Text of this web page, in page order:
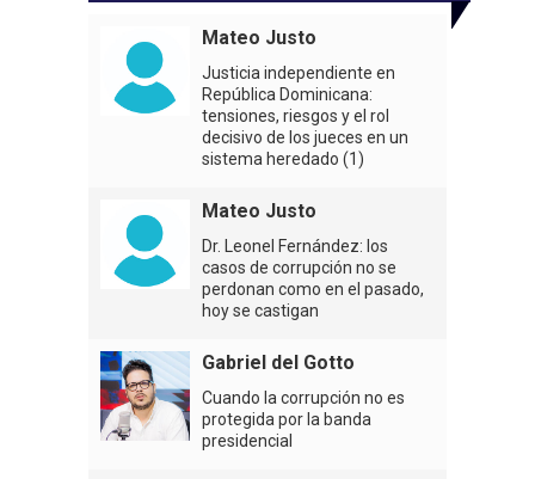
Mateo Justo
Justicia independiente en
República Dominicana:
tensiones, riesgos y el rol
decisivo de los jueces en un
sistema heredado (1)
Mateo Justo
Dr. Leonel Fernández: los
casos de corrupción no se
perdonan como en el pasado,
hoy se castigan
Gabriel del Gotto
Cuando la corrupción no es
protegida por la banda
presidencial